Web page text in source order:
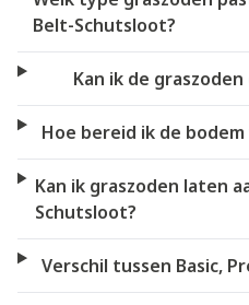
Belt-Schutsloot?
Kan ik de
Hoe bereid ik de
Kan ik graszoden laten
Schutsloot?
Verschil tussen Basic,